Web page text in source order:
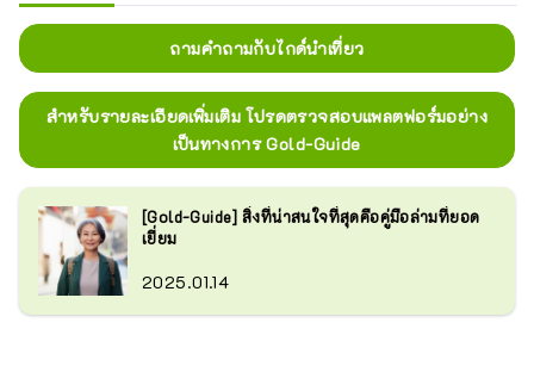
ถามคำถามกับไกด์นำเที่ยว
สำหรับรายละเอียดเพิ่มเติม โปรดตรวจสอบแพลตฟอร์มอย่าง
เป็นทางการ Gold-Guide
[Gold-Guide] สิ่งที่น่าสนใจที่สุดคือคู่มือล่ามที่ยอด
เยี่ยม
2025.01.14